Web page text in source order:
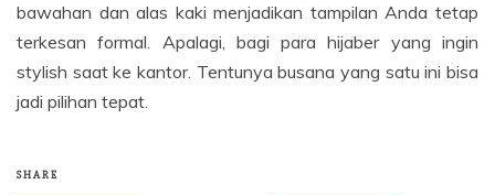
bawahan dan alas kaki menjadikan tampilan Anda tetap
terkesan formal. Apalagi, bagi para hijaber yang ingin
stylish saat ke kantor. Tentunya busana yang satu ini bisa
jadi pilihan tepat.
SHARE